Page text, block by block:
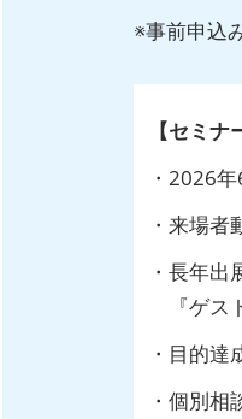
※事前申込
【セミ
・2026
・来場者
・長年
『ゲス
・目的
・個別相